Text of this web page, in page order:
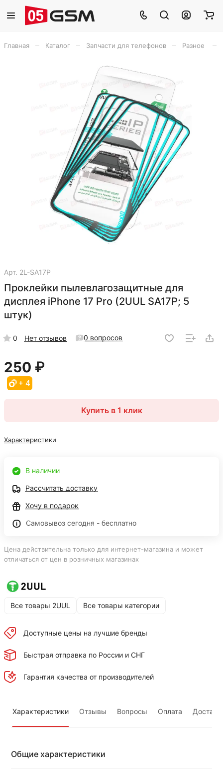
Главная Каталог Запчасти для телефонов Разное
Арт. 2L-SA17P
Проклейки пылевлагозащитные для
дисплея iPhone 17 Pro (2UUL SA17P; 5
штук)
0 Нет отзывов 0 вопросов
250 ₽
+ 4
Купить в 1 клик
Характеристики
В наличии
Рассчитать доставку
Хочу в подарок
Самовывоз сегодня - бесплатно
Цена действительна только для интернет-магазина и может
отличаться от цен в розничных магазинах
Все товары 2UUL Все товары категории
Доступные цены на лучшие бренды
Быстрая отправка по России и СНГ
Гарантия качества от производителей
Характеристики Отзывы Вопросы Оплата
Общие характеристики